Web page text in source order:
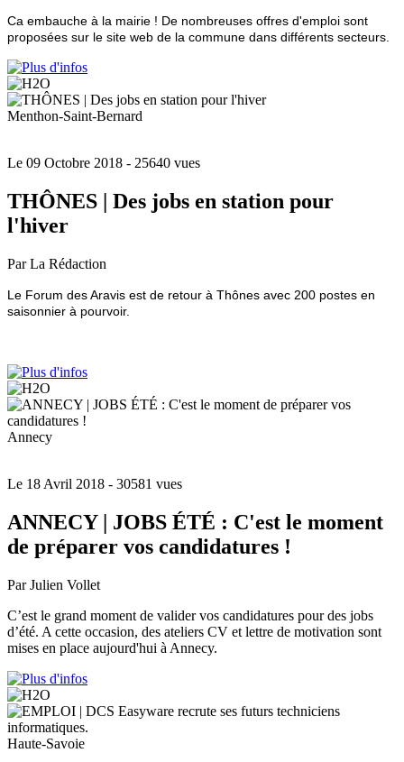
Ca embauche à la mairie ! De nombreuses offres d'emploi sont
proposées sur le site web de la commune dans différents secteurs.
Menthon-Saint-Bernard
Le 09 Octobre 2018 - 25640 vues
THÔNES | Des jobs en station pour
l'hiver
Par La Rédaction
Le Forum des Aravis est de retour à Thônes avec 200 postes en
saisonnier à pourvoir.
Annecy
Le 18 Avril 2018 - 30581 vues
ANNECY | JOBS ÉTÉ : C'est le moment
de préparer vos candidatures !
Par Julien Vollet
C’est le grand moment de valider vos candidatures pour des jobs
d’été. A cette occasion, des ateliers CV et lettre de motivation sont
mises en place aujourd'hui à Annecy.
Haute-Savoie